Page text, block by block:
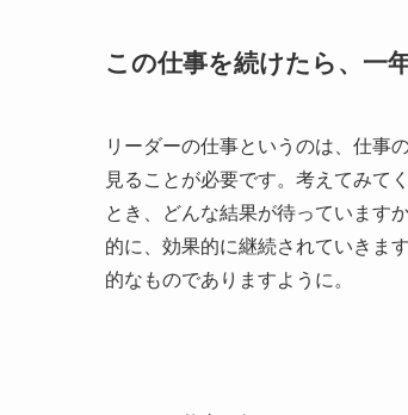
この仕事を続けたら、一
リーダーの仕事というのは、仕事
見ることが必要です。考えてみて
とき、どんな結果が待っています
的に、効果的に継続されていきま
的なものでありますように。